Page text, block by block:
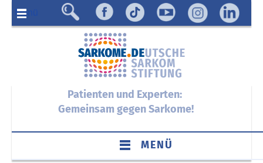
Menü
Patienten und Experten:
Gemeinsam gegen Sarkome!
MENÜ